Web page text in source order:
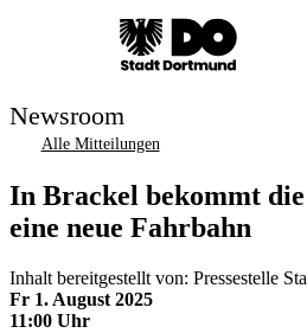
Newsroom
Alle Mitteilungen
In Brackel bekommt
eine neue Fahrbahn
Inhalt bereitgestellt von: Pressestelle
Fr 1. August 2025
11:00 Uhr